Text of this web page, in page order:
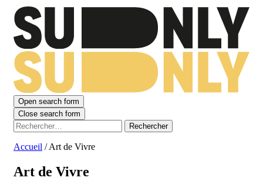
Open search form
Close search form
Rechercher :
Accueil /Art de Vivre
Art de Vivre